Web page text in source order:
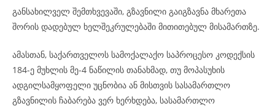
განსახილველ შემთხვევაში, გზავნილი გაიგზავნა მხარეთა
შორის დადებულ ხელშეკრულებაში მითითებულ მისამართზე.
ამასთან, საქართველოს სამოქალაქო საპროცესო კოდექსის
184-ე მუხლის მე-4 ნაწილის თანახმად, თუ მოპასუხის
ადგილსამყოფელი უცნობია ან მისთვის სასამართლო
გზავნილის ჩაბარება ვერ ხერხდება, სასამართლო